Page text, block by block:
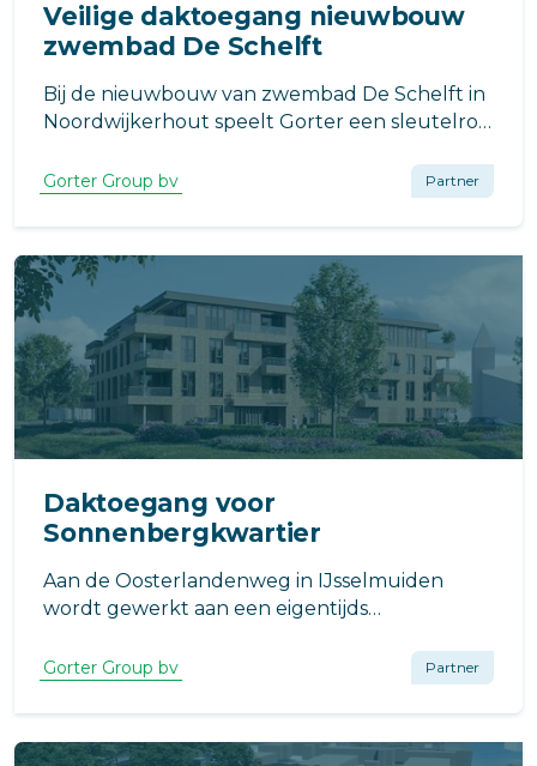
Veilige daktoegang nieuwbouw
zwembad De Schelft
Bij de nieuwbouw van zwembad De Schelft in
Noordwijkerhout speelt Gorter een sleutelrol
toegang tot de daken en installatieruimtes.
Gorter Group bv Partner
Daktoegang voor
Sonnenbergkwartier
Aan de Oosterlandenweg in IJsselmuiden
wordt gewerkt aan een eigentijds
Gorter Group bv Partner